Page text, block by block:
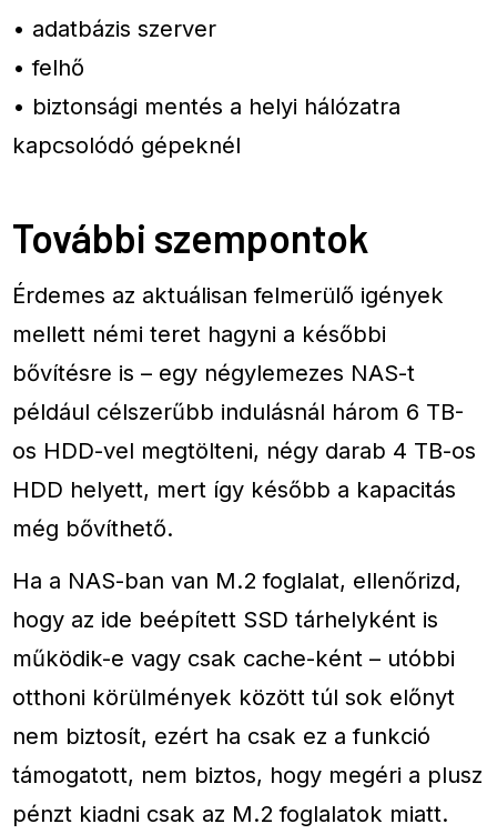
• adatbázis szerver
• felhő
• biztonsági mentés a helyi hálózatra
kapcsolódó gépeknél
További szempontok
Érdemes az aktuálisan felmerülő igények
mellett némi teret hagyni a későbbi
bővítésre is – egy négylemezes NAS-t
például célszerűbb indulásnál három 6 TB-
os HDD-vel megtölteni, négy darab 4 TB-os
HDD helyett, mert így később a kapacitás
még bővíthető.
Ha a NAS-ban van M.2 foglalat, ellenőrizd,
hogy az ide beépített SSD tárhelyként is
működik-e vagy csak cache-ként – utóbbi
otthoni körülmények között túl sok előnyt
nem biztosít, ezért ha csak ez a funkció
támogatott, nem biztos, hogy megéri a plusz
pénzt kiadni csak az M.2 foglalatok miatt.